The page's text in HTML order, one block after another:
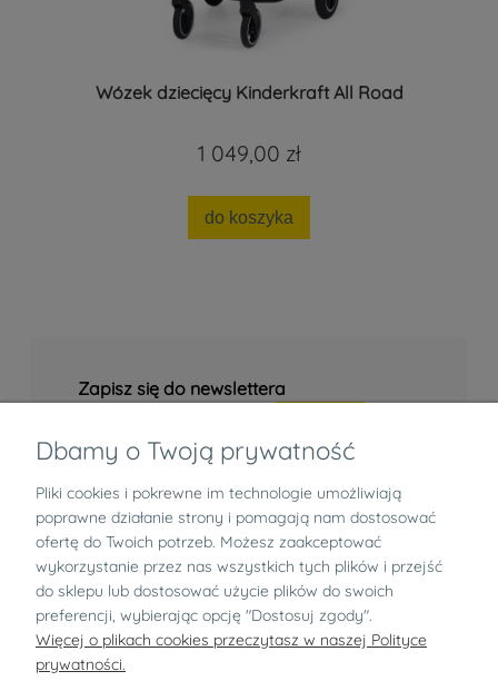
Wózek dziecięcy Kinderkraft All Road
1 049,00 zł
do koszyka
Zapisz się do newslettera
Informacje
Zwroty i reklamacje
O nas
Dbamy o Twoją prywatność
Pliki cookies i pokrewne im technologie umożliwiają
poprawne działanie strony i pomagają nam dostosować
ofertę do Twoich potrzeb. Możesz zaakceptować
wykorzystanie przez nas wszystkich tych plików i przejść
do sklepu lub dostosować użycie plików do swoich
preferencji, wybierając opcję "Dostosuj zgody".
Więcej o plikach cookies przeczytasz w naszej Polityce
prywatności.